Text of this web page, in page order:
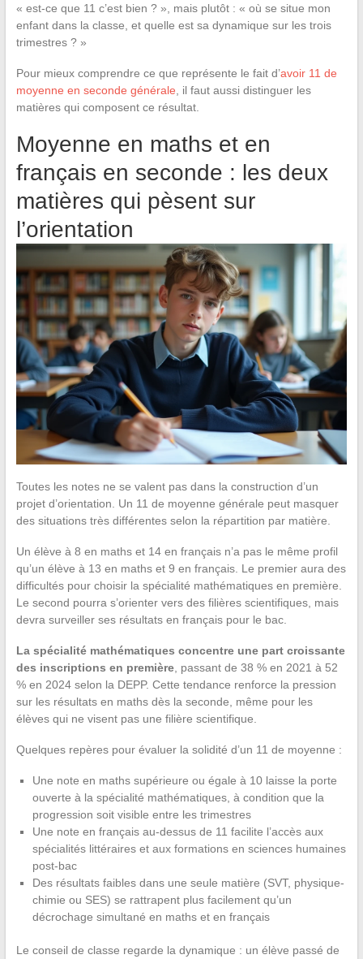
« est-ce que 11 c’est bien ? », mais plutôt : « où se situe mon
enfant dans la classe, et quelle est sa dynamique sur les trois
trimestres ? »
Pour mieux comprendre ce que représente le fait d’avoir 11 de
moyenne en seconde générale , il faut aussi distinguer les
matières qui composent ce résultat.
Moyenne en maths et en
français en seconde : les deux
matières qui pèsent sur
l’orientation
Toutes les notes ne se valent pas dans la construction d’un
projet d’orientation. Un 11 de moyenne générale peut masquer
des situations très différentes selon la répartition par matière.
Un élève à 8 en maths et 14 en français n’a pas le même profil
qu’un élève à 13 en maths et 9 en français. Le premier aura des
difficultés pour choisir la spécialité mathématiques en première.
Le second pourra s’orienter vers des filières scientifiques, mais
devra surveiller ses résultats en français pour le bac.
La spécialité mathématiques concentre une part croissante
des inscriptions en première, passant de 38 % en 2021 à 52
% en 2024 selon la DEPP. Cette tendance renforce la pression
sur les résultats en maths dès la seconde, même pour les
élèves qui ne visent pas une filière scientifique.
Quelques repères pour évaluer la solidité d’un 11 de moyenne :
Une note en maths supérieure ou égale à 10 laisse la porte
ouverte à la spécialité mathématiques, à condition que la
progression soit visible entre les trimestres
Une note en français au-dessus de 11 facilite l’accès aux
spécialités littéraires et aux formations en sciences humaines
post-bac
Des résultats faibles dans une seule matière (SVT, physique-
chimie ou SES) se rattrapent plus facilement qu’un
décrochage simultané en maths et en français
Le conseil de classe regarde la dynamique : un élève passé de